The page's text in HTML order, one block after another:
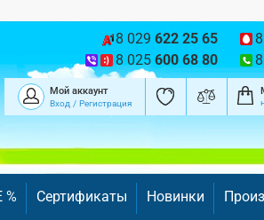
8 029 622 25 65
8 025 600 68 80
Мой аккаунт
Вход / Регистрация
% Сертификаты Новинки